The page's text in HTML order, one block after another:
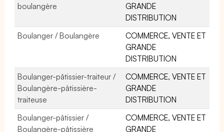
boulangère
GRANDE
DISTRIBUTION
Boulanger / Boulangère
COMMERCE, VENTE ET
GRANDE
DISTRIBUTION
Boulanger-pâtissier-traiteur /
Boulangère-pâtissière-
traiteuse
COMMERCE, VENTE ET
GRANDE
DISTRIBUTION
Boulanger-pâtissier /
Boulangère-pâtissière
COMMERCE, VENTE ET
GRANDE